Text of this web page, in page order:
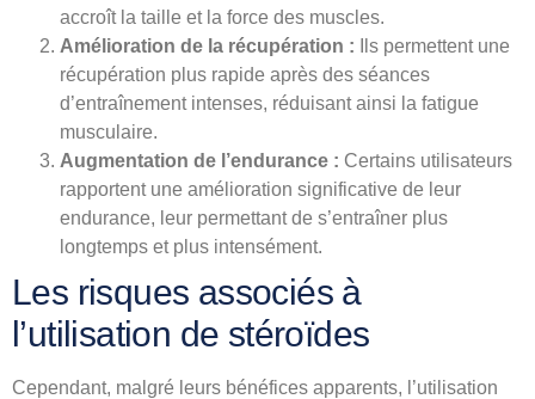
accroît la taille et la force des muscles.
Amélioration de la récupération : Ils permettent une
récupération plus rapide après des séances
d’entraînement intenses, réduisant ainsi la fatigue
musculaire.
Augmentation de l’endurance : Certains utilisateurs
rapportent une amélioration significative de leur
endurance, leur permettant de s’entraîner plus
longtemps et plus intensément.
Les risques associés à
l’utilisation de stéroïdes
Cependant, malgré leurs bénéfices apparents, l’utilisation